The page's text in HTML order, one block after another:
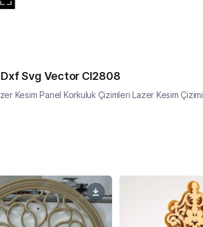
Svg Vector CI2808
Kesim Panel Korkuluk Çizimleri Lazer Kesim Çizimi